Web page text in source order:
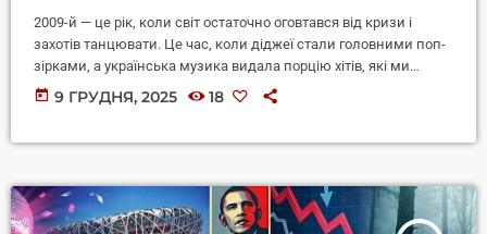
2009-й — це рік, коли світ остаточно оговтався від кризи і
захотів танцювати. Це час, коли діджеї стали головними поп-
зірками, а українська музика видала порцію хітів, які ми
співаємо в караоке й досі. Ми продовжуємо наш марафон до
30-річчя радіостанції "Західний Полюс" і згадуємо 30 треків, які
того часу, який протримався на вершині чарту Billboard […]
today 9 ГРУДНЯ, 2025 18